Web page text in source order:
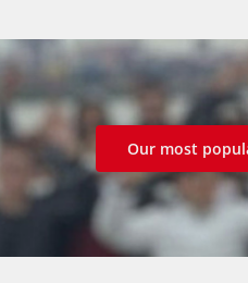
Our most